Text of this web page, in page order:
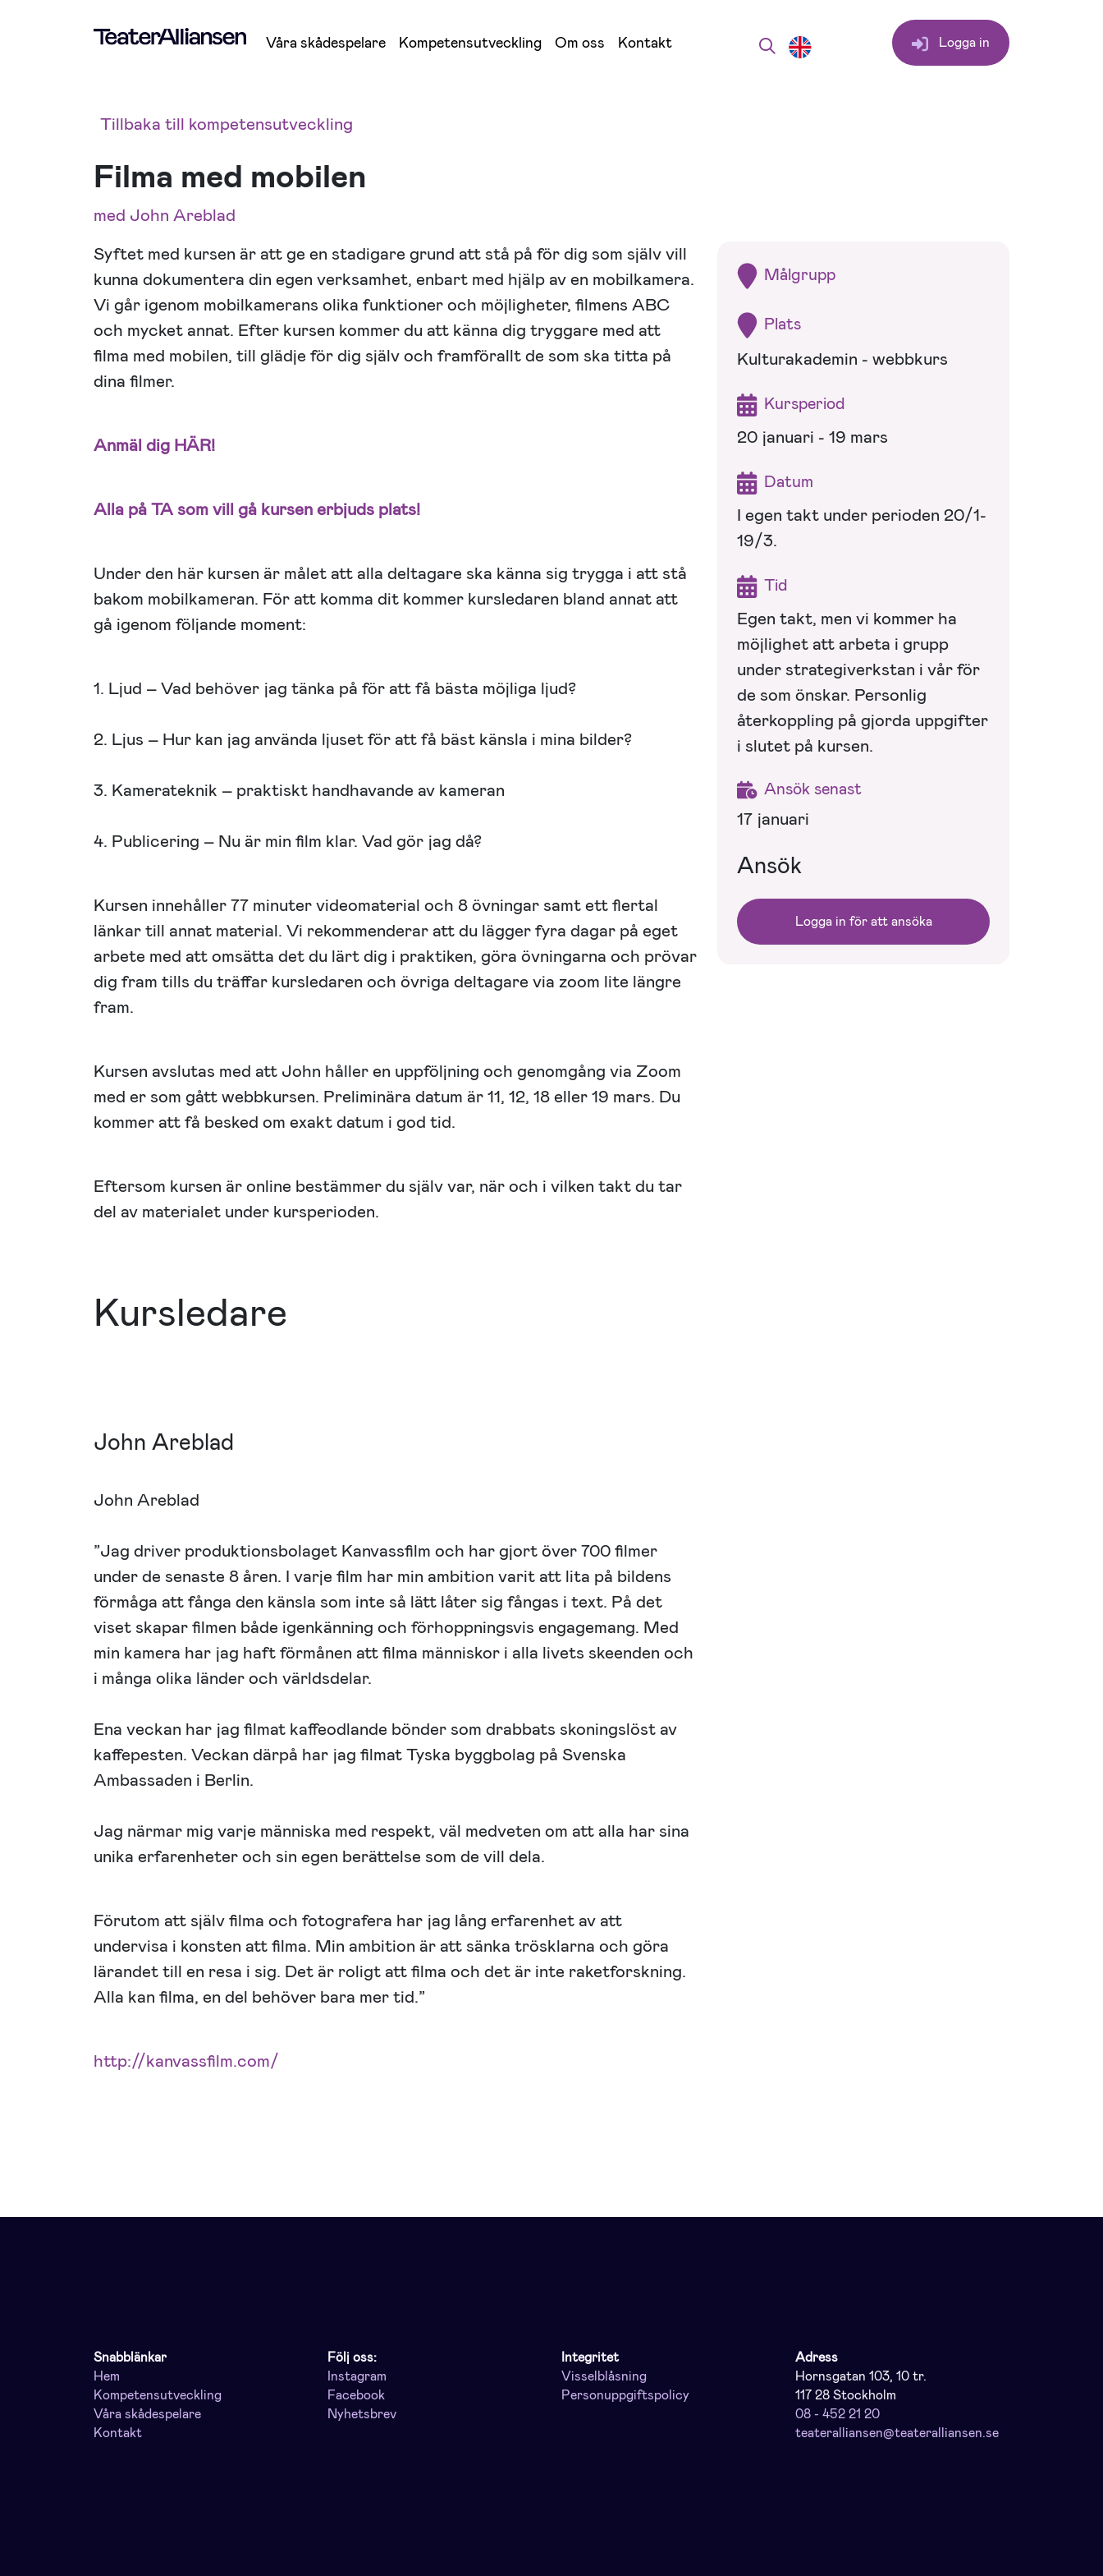
Våra skådespelare Kompetensutveckling Om oss Kontakt Logga in
Tillbaka till kompetensutveckling
Filma med mobilen
med John Areblad
Syftet med kursen är att ge en stadigare grund att stå på för dig som själv vill
kunna dokumentera din egen verksamhet, enbart med hjälp av en mobilkamera.
Vi går igenom mobilkamerans olika funktioner och möjligheter, filmens ABC
och mycket annat. Efter kursen kommer du att känna dig tryggare med att
filma med mobilen, till glädje för dig själv och framförallt de som ska titta på
dina filmer.
Anmäl dig HÄR!
Alla på TA som vill gå kursen erbjuds plats!
Under den här kursen är målet att alla deltagare ska känna sig trygga i att stå
bakom mobilkameran. För att komma dit kommer kursledaren bland annat att
gå igenom följande moment:
1. Ljud – Vad behöver jag tänka på för att få bästa möjliga ljud?
2. Ljus – Hur kan jag använda ljuset för att få bäst känsla i mina bilder?
3. Kamerateknik – praktiskt handhavande av kameran
4. Publicering – Nu är min film klar. Vad gör jag då?
Kursen innehåller 77 minuter videomaterial och 8 övningar samt ett flertal
länkar till annat material. Vi rekommenderar att du lägger fyra dagar på eget
arbete med att omsätta det du lärt dig i praktiken, göra övningarna och prövar
dig fram tills du träffar kursledaren och övriga deltagare via zoom lite längre
fram.
Kursen avslutas med att John håller en uppföljning och genomgång via Zoom
med er som gått webbkursen. Preliminära datum är 11, 12, 18 eller 19 mars. Du
kommer att få besked om exakt datum i god tid.
Eftersom kursen är online bestämmer du själv var, när och i vilken takt du tar
del av materialet under kursperioden.
Kursledare
John Areblad
John Areblad
”Jag driver produktionsbolaget Kanvassfilm och har gjort över 700 filmer
under de senaste 8 åren. I varje film har min ambition varit att lita på bildens
förmåga att fånga den känsla som inte så lätt låter sig fångas i text. På det
viset skapar filmen både igenkänning och förhoppningsvis engagemang. Med
min kamera har jag haft förmånen att filma människor i alla livets skeenden och
i många olika länder och världsdelar.
Ena veckan har jag filmat kaffeodlande bönder som drabbats skoningslöst av
kaffepesten. Veckan därpå har jag filmat Tyska byggbolag på Svenska
Ambassaden i Berlin.
Jag närmar mig varje människa med respekt, väl medveten om att alla har sina
unika erfarenheter och sin egen berättelse som de vill dela.
Förutom att själv filma och fotografera har jag lång erfarenhet av att
undervisa i konsten att filma. Min ambition är att sänka trösklarna och göra
lärandet till en resa i sig. Det är roligt att filma och det är inte raketforskning.
Alla kan filma, en del behöver bara mer tid.”
http://kanvassfilm.com/
Målgrupp
Plats
Kulturakademin - webbkurs
Kursperiod
20 januari - 19 mars
Datum
I egen takt under perioden 20/1-
19/3.
Tid
Egen takt, men vi kommer ha
möjlighet att arbeta i grupp
under strategiverkstan i vår för
de som önskar. Personlig
återkoppling på gjorda uppgifter
i slutet på kursen.
Ansök senast
17 januari
Ansök
Logga in för att ansöka
Snabblänkar
Hem
Kompetensutveckling
Våra skådespelare
Kontakt
Följ oss:
Instagram
Facebook
Nyhetsbrev
Integritet
Visselblåsning
Personuppgiftspolicy
Adress
Hornsgatan 103, 10 tr.
117 28 Stockholm
08 - 452 21 20
teateralliansen@teateralliansen.se